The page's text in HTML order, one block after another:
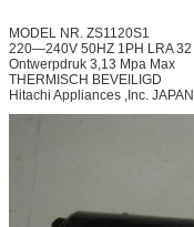
MODEL NR. ZS1120S1
220—240V 50HZ 1PH LRA 32
Ontwerpdruk 3,13 Mpa Max
THERMISCH BEVEILIGD
Hitachi Appliances ,Inc. JAPAN